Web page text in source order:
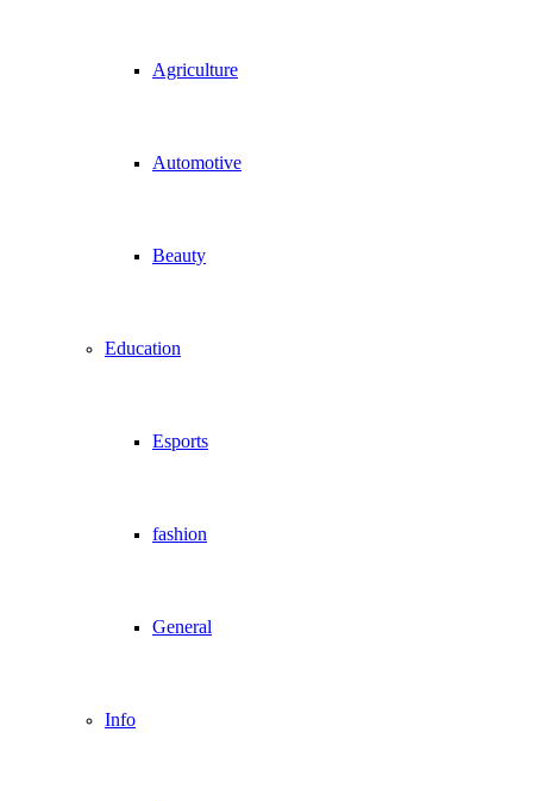
Agriculture
Automotive
Beauty
Education
Esports
fashion
General
Info